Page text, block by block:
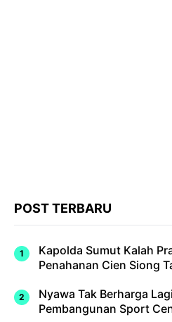
POST TERBARU
Kapolda Sumut Kalah
Penahanan Cien Siong
Nyawa Tak Berharga
Pembangunan Sport